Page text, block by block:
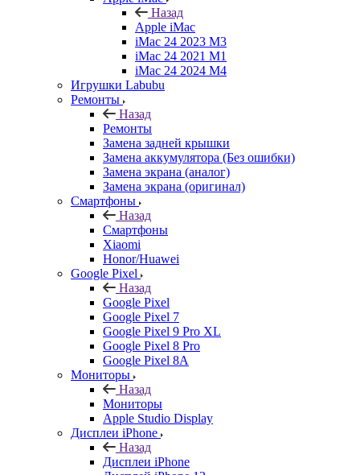
Назад
Apple iMac
iMac 24 2023 M3
iMac 24 2021 M1
iMac 24 2024 M4
Игрушки Labubu
Ремонты
Назад
Ремонты
Замена задней крышки
Замена аккумулятора (Без ошибки)
Замена экрана (аналог)
Замена экрана (оригинал)
Смартфоны
Назад
Смартфоны
Xiaomi
Honor/Huawei
Google Pixel
Назад
Google Pixel
Google Pixel 7
Google Pixel 9 Pro XL
Google Pixel 8 Pro
Google Pixel 8A
Мониторы
Назад
Мониторы
Apple Studio Display
Дисплеи iPhone
Назад
Дисплеи iPhone